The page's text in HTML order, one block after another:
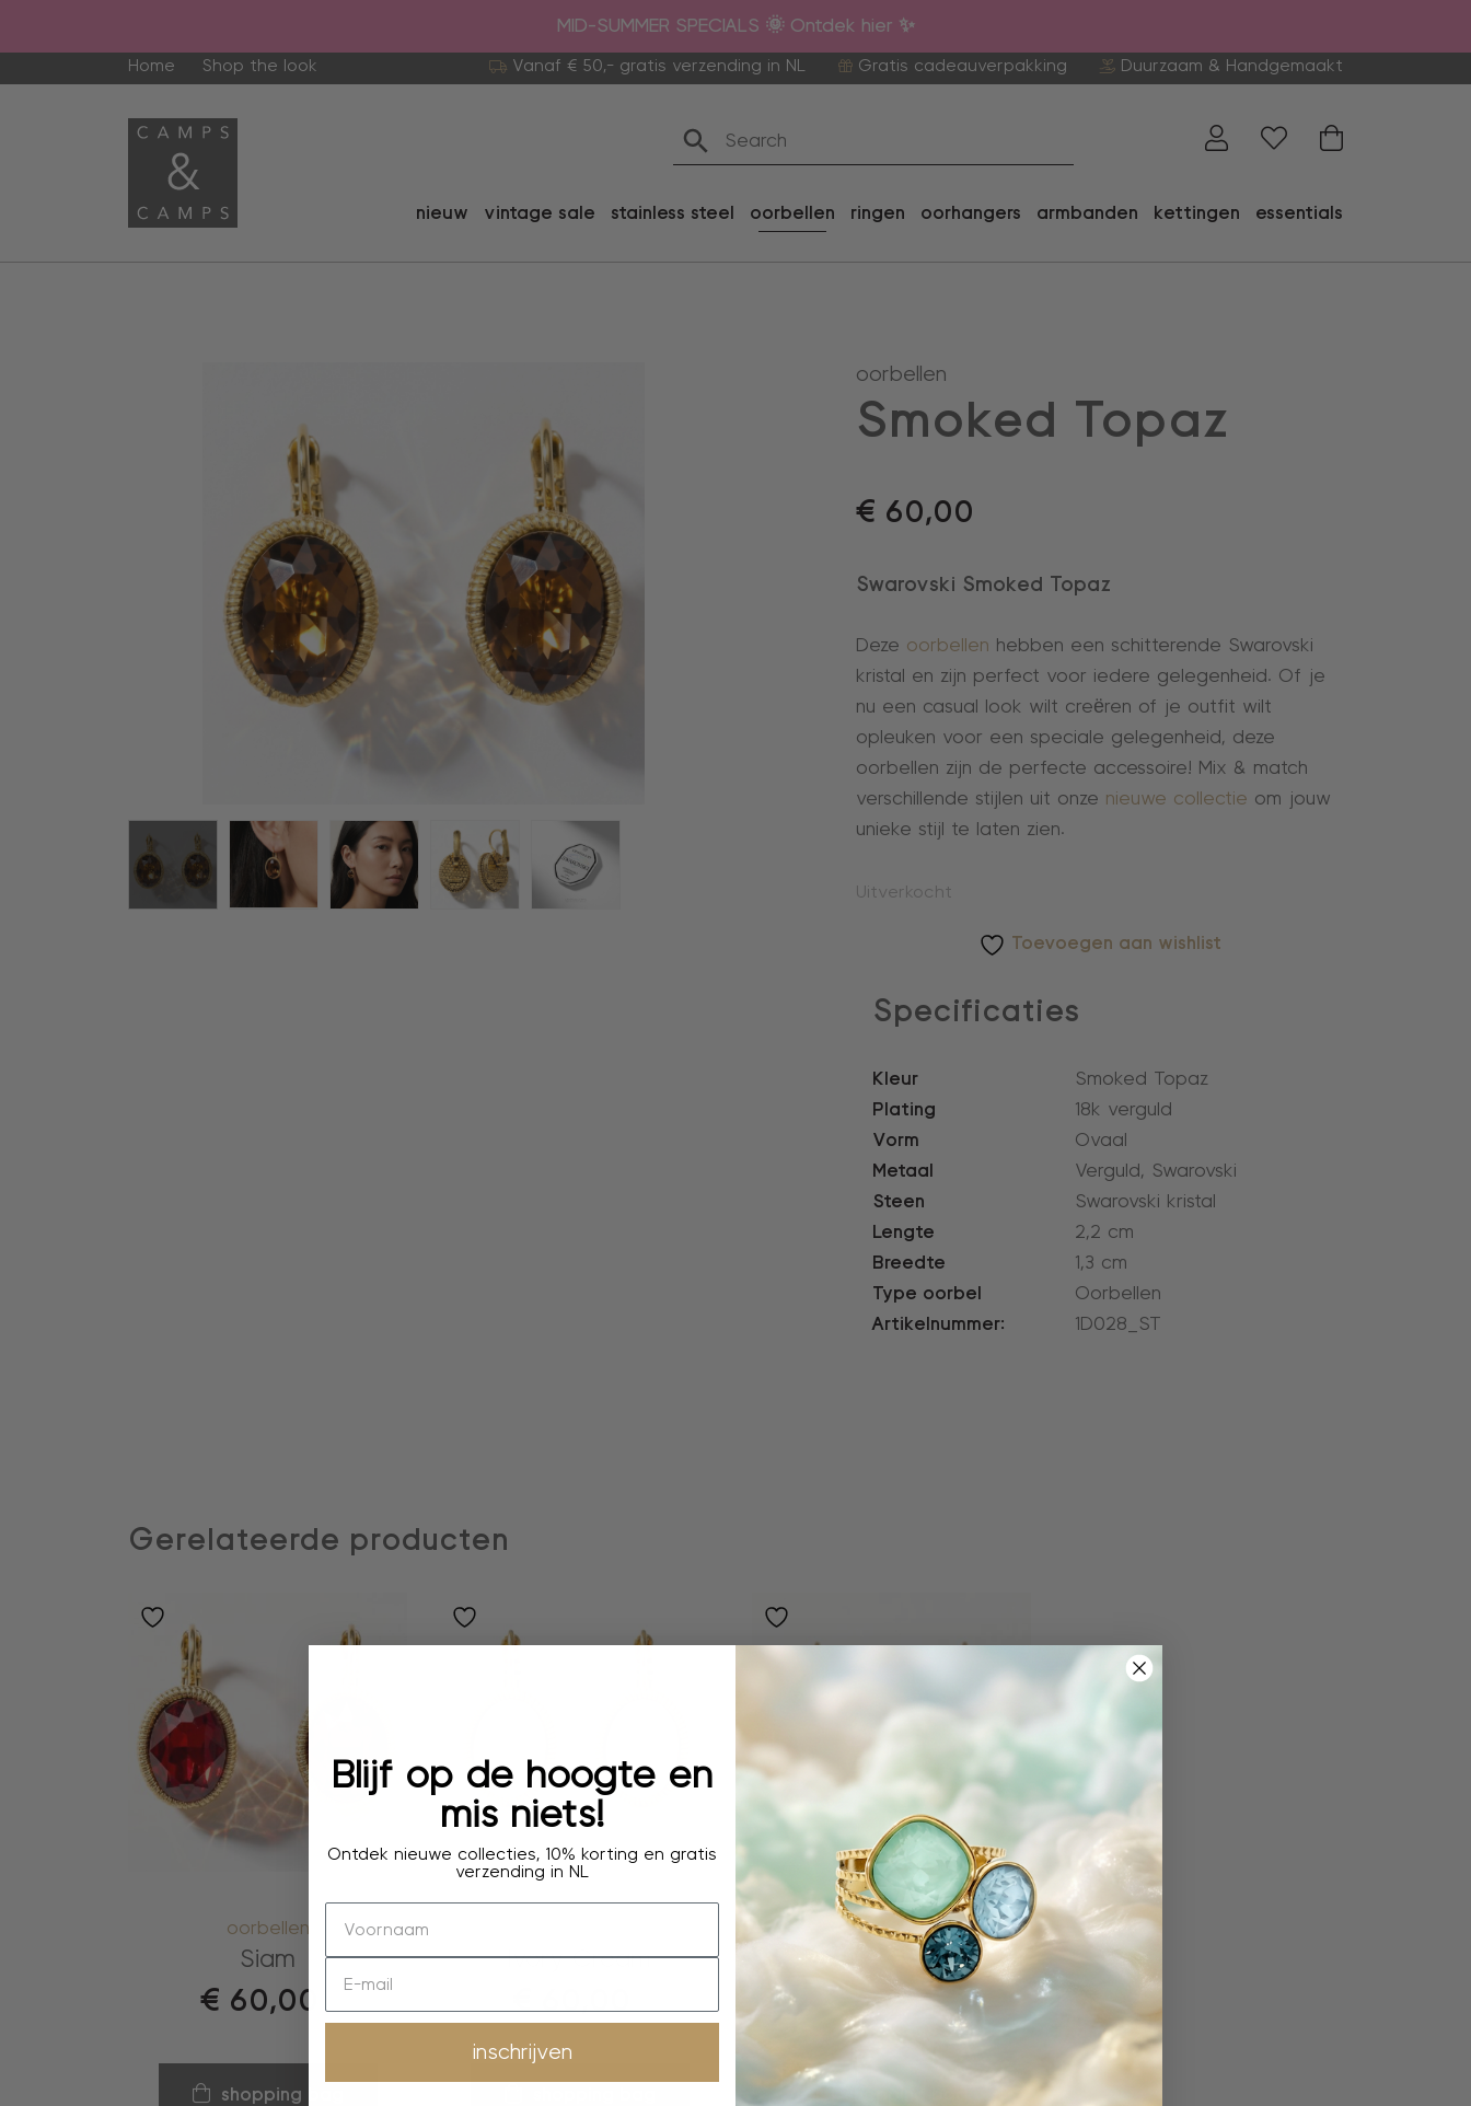
MID-SUMMER SPECIALS 🌞 Ontdek hier ✨
Home Shop the look Vanaf € 50,- gratis verzending in NL Gratis cadeauverpakking Duurzaam & Handgemaakt
nieuw vintage sale stainless steel oorbellen ringen oorhangers armbanden kettingen essentials
oorbellen
Smoked Topaz
€ 60,00
Swarovski Smoked Topaz
Deze oorbellen hebben een schitterende Swarovski
kristal en zijn perfect voor iedere gelegenheid. Of je
nu een casual look wilt creëren of je outfit wilt
opleuken voor een speciale gelegenheid, deze
oorbellen zijn de perfecte accessoire! Mix & match
verschillende stijlen uit onze nieuwe collectie om jouw
unieke stijl te laten zien.
Uitverkocht
Toevoegen aan wishlist
Specificaties
Kleur
Smoked Topaz
Plating
18k verguld
Vorm
Ovaal
Metaal
Verguld, Swarovski
Steen
Swarovski kristal
Lengte
2,2 cm
Breedte
1,3 cm
Type oorbel
Oorbellen
Artikelnummer:
1D028_ST
Gerelateerde producten
oorbellen
Siam
€ 60,00
shopping bag
Ivory Cream
oorbellen
Rogue Coquille
€60,00
shopping bag
Blijf op de hoogte en
mis niets!
Ontdek nieuwe collecties, 10% korting en gratis
verzending in NL
inschrijven